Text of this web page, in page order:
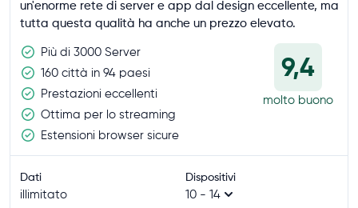
un'enorme rete di server e app dal design eccellente, ma
tutta questa qualità ha anche un prezzo elevato.
Più di 3000 Server
160 città in 94 paesi
Prestazioni eccellenti
Ottima per lo streaming
Estensioni browser sicure
9,4
molto buono
Dati
illimitato
Dispositivi
10 - 14